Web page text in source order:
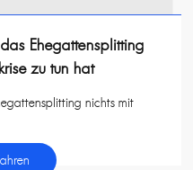
Ehegattensplitting
zu tun hat
nichts mit